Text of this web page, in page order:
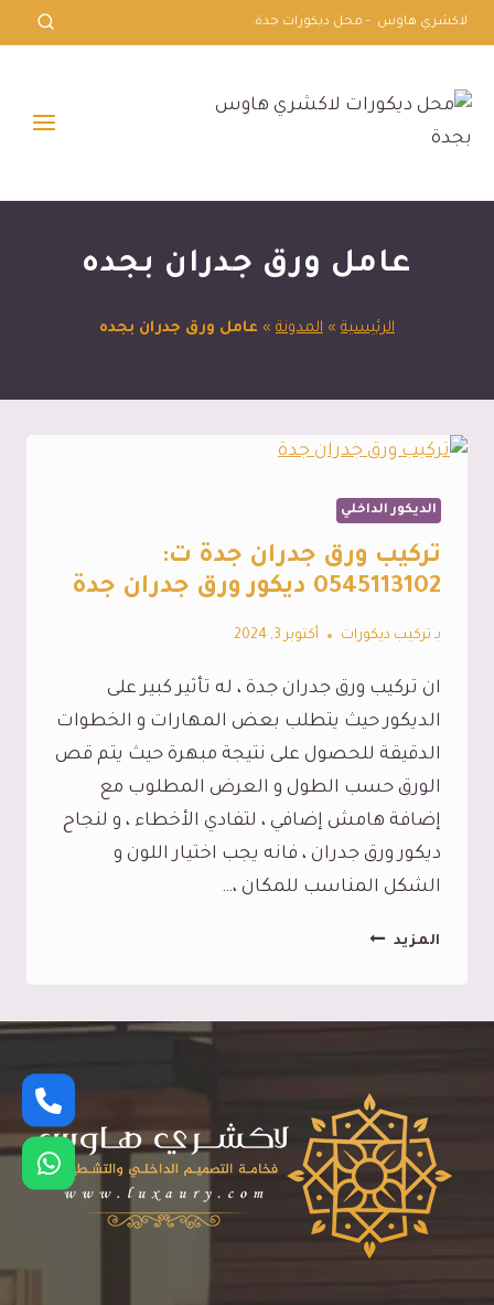
التجاوز
إلى
لاكشري هاوس - محل ديكورات جدة.
عامل ورق جدران بجده
الرئيسية » المدونة » عامل ورق جدران بجده
الديكور الداخلي
تركيب ورق جدران جدة ت:
0545113102 ديكور ورق جدران جدة
بـ تركيب ديكورات أكتوبر 3, 2024
ان تركيب ورق جدران جدة ، له تأثير كبير على
الديكور حيث يتطلب بعض المهارات و الخطوات
الدقيقة للحصول على نتيجة مبهرة حيث يتم قص
الورق حسب الطول و العرض المطلوب مع
إضافة هامش إضافي ، لتفادي الأخطاء ، و لنجاح
ديكور ورق جدران ، فانه يجب اختيار اللون و
الشكل المناسب للمكان ،…
المزيدتركيب
0545113102
ديكور
ورق
جدران
جدة